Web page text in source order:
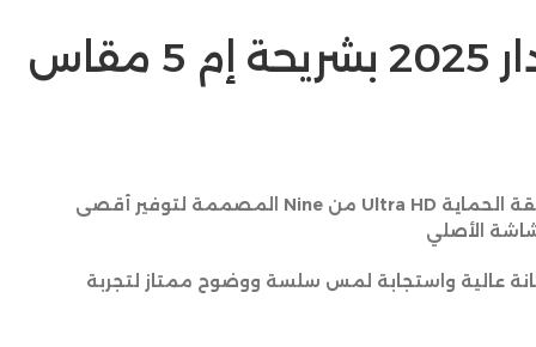
آيباد برو 13 إصدار 2025 بشريحة إم 5 مقاس
احمِ جهاز iPad الخاص بك مع طبقة الحماية Ultra HD من Nine المصممة لتوفير أقصى
الأصلي
عالية واستجابة لمس سلسة ووضوح ممتاز لتجربة